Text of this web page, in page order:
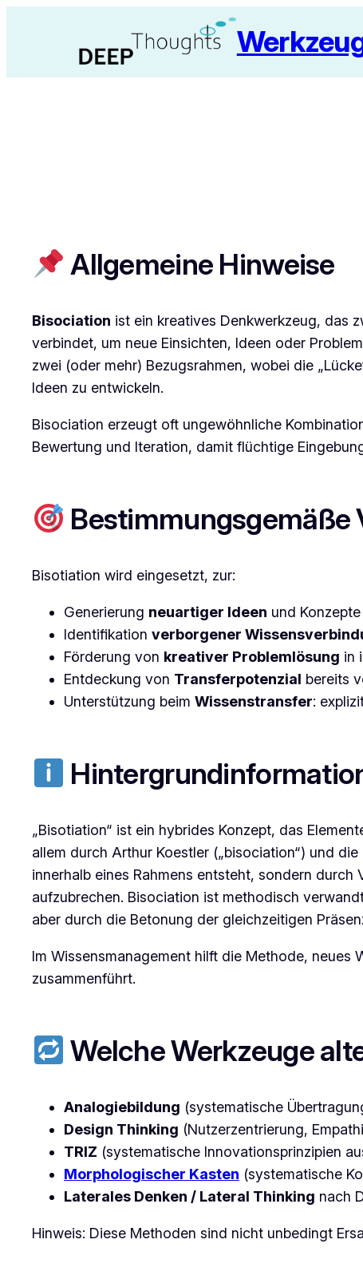
Allgemeine Hinweise
Bisociation ist ein kreatives Denkwerkzeug, das
verbindet, um neue Einsichten, Ideen oder
zwei (oder mehr) Bezugsrahmen, wobei die
Ideen zu entwickeln.
Bisociation erzeugt oft ungewöhnliche
Bewertung und Iteration, damit flüchtige
Bestimmungsgemäße
Bisotiation wird eingesetzt, zur:
Generierung neuartiger Ideen und
Identifikation verborgener
Förderung von kreativer Problemlösung in
Entdeckung von Transferpotenzial bereits
Unterstützung beim Wissenstransfer:
„Bisotiation“ ist ein hybrides Konzept, das
allem durch Arthur Koestler („bisociation“) und
innerhalb eines Rahmens entsteht, sondern
aufzubrechen. Bisociation ist methodisch
aber durch die Betonung der gleichzeitigen
Im Wissensmanagement hilft die Methode, neues
zusammenführt.
Welche Werkzeuge
Analogiebildung (systematische
Design Thinking (Nutzerzentrierung,
TRIZ (systematische Innovationsprinzipien
Morphologischer Kasten (systematische
Laterales Denken / Lateral Thinking nach
Hinweis: Diese Methoden sind nicht unbedingt